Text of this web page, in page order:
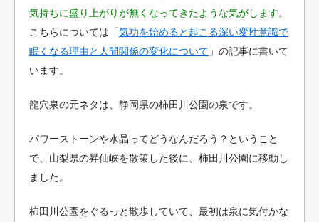
気持ちに盛り上がりが無くなってきたような気がします。
こちらについては「気功を始めると起こる深い変性意識で
眠くなる理由と人間関係の変化について 」の記事に書いて
います。
龍穴泉の元ネタは、静岡県の柿田川公園の泉です。
パワーストーンや水晶ってどうなんだろう？ということ
で、山梨県の昇仙峡を散策した後に、柿田川公園に移動し
ました。
柿田川公園をぐるっと散歩していて、最初は泉に気付かな